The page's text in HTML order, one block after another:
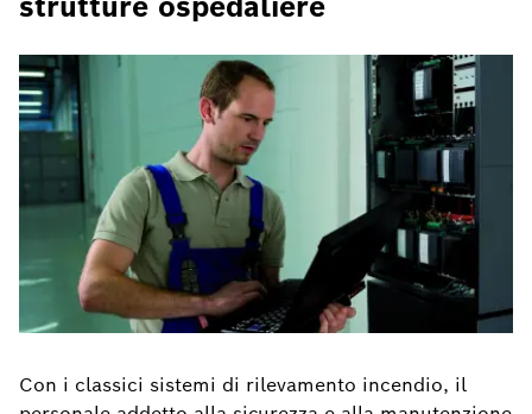
Con i classici sistemi di rilevamento incendio, il